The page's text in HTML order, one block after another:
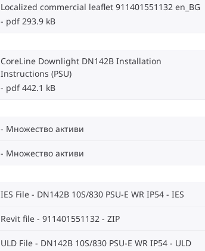
Localized commercial leaflet 911401551132 en_BG
pdf 293.9 kB
CoreLine Downlight DN142B Installation
Instructions (PSU)
pdf 442.1 kB
Множество активи
Множество активи
IES File - DN142B 10S/830 PSU-E WR IP54 IES
Revit file - 911401551132 ZIP
ULD File - DN142B 10S/830 PSU-E WR IP54 ULD